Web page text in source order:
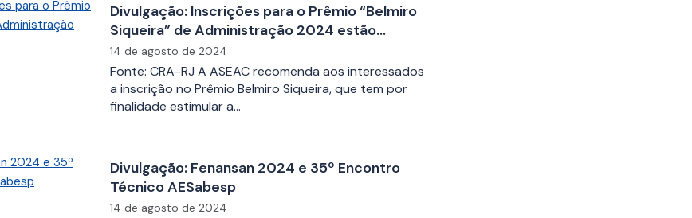
Divulgação: Inscrições para o Prêmio “Belmiro
Siqueira” de Administração 2024 estão
abertas
14 de agosto de 2024
Fonte: CRA-RJ A ASEAC recomenda aos interessados
a inscrição no Prêmio Belmiro Siqueira, que tem por
finalidade estimular a…
Divulgação: Fenansan 2024 e 35º Encontro
Técnico AESabesp
14 de agosto de 2024